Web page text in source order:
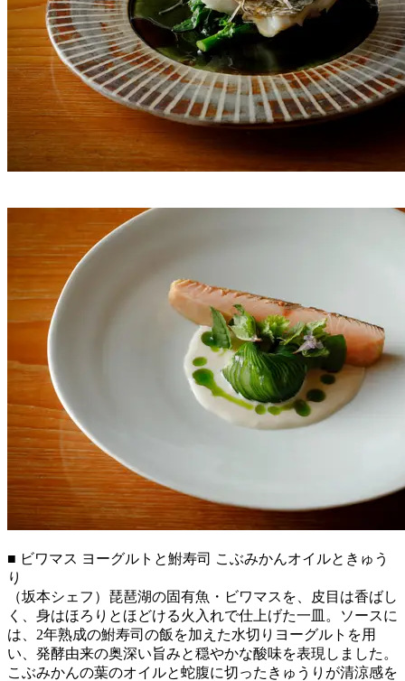
■ ビワマス ヨーグルトと鮒寿司 こぶみかんオイルときゅう
り
（坂本シェフ）琵琶湖の固有魚・ビワマスを、皮目は香ばし
く、身はほろりとほどける火入れで仕上げた一皿。ソースに
は、2年熟成の鮒寿司の飯を加えた水切りヨーグルトを用
い、発酵由来の奥深い旨みと穏やかな酸味を表現しました。
こぶみかんの葉のオイルと蛇腹に切ったきゅうりが清涼感を